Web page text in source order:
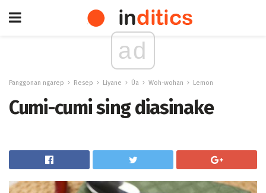
ad
Panggonan ngarep Resep Liyane Úa Woh-wohan Lemon
Cumi-cumi sing diasinake